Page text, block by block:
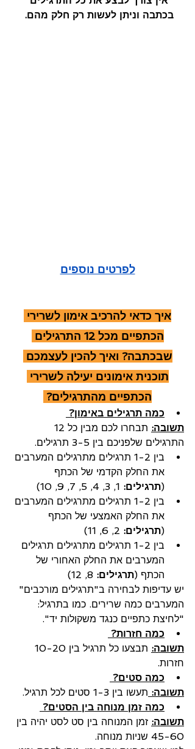
בכתבה וניתן לעשות רק חלק מהם.
לפרטים נוספים
איך כדאי להרכיב אימון לשרירי
הכתפיים מכל 12 התרגילים
שבכתבה? ואיך להכין לעצמכם
תוכנית אימונים יעילה לשרירי
הכתפיים מהתרגילים?
כמה תרגילים באימון?
תשובה:
התרגילים שלפניכם בין 3-5 תרגילים.
בין 1-2 תרגילים מתרגילים המערבים
את החלק הקדמי של הכתף
(תרגילים:
בין 1-2 תרגילים מתרגילים המערבים
את החלק האמצעי של הכתף
(תרגילים:
בין 1-2 תרגילים מתרגילים תרגילים
המערבים את החלק האחורי של
הכתף (תרגילים:
יש עדיפות לבחירה ב"תרגילים מורכבים"
המערבים כמה שרירים. כמו בתרגיל:
"לחיצת כתפיים כנגד משקולות יד".
כמה חזרות?
תשובה:
חזרות.
כמה סטים?
תשובה: תעשו בין 1-3 סטים לכל תרגיל.
כמה זמן מנוחה בין הסטים?
תשובה: זמן המנוחה בין סט לסט יהיה בין
45-60 שניות מנוחה.